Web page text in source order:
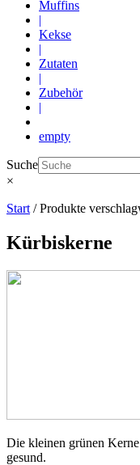
Muffins
|
Kekse
|
Zutaten
|
Zubehör
|
empty
Suche
×
Start / Produkte
Kürbiskerne
Die kleinen grünen
gesund.